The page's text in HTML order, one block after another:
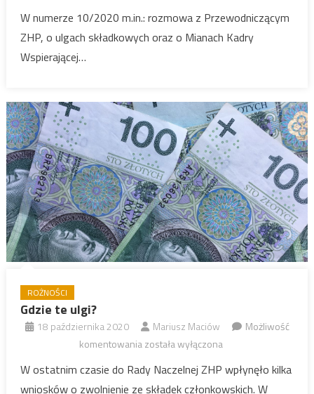
W numerze 10/2020 m.in.: rozmowa z Przewodniczącym
ZHP, o ulgach składkowych oraz o Mianach Kadry
Wspierającej…
ROŻNOŚCI
Gdzie te ulgi?
18 października 2020 Mariusz Maciów
Możliwość
komentowaniaGdzie
ulgi?
została wyłączona
W ostatnim czasie do Rady Naczelnej ZHP wpłynęło kilka
wniosków o zwolnienie ze składek członkowskich. W